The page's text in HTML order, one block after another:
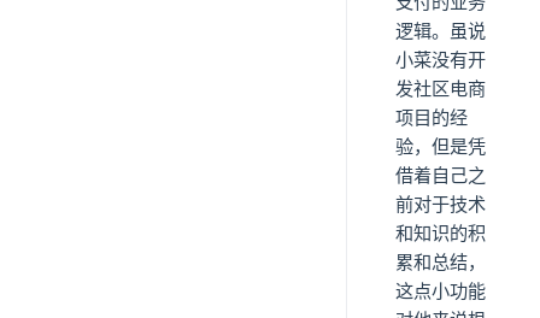
逻辑。虽说
小菜没有开
发社区电商
项目的经
验，但是凭
借着自己之
前对于技术
和知识的积
累和总结，
这点小功能